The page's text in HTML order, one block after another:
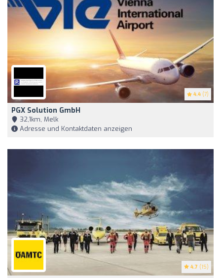
4.4 (7)
PGX Solution GmbH
32,1km, Melk
Adresse und Kontaktdaten anzeigen
4.7 (15)